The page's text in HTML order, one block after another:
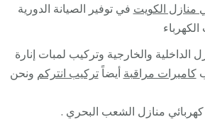
منازل الكويت في توفير الصيانة الدورية
الداخلية والخارجية وتركيب لمبات إنارة
كاميرات مراقبة أيضاًتركيب انتركم ونحن
كهربائي منازل الشعب البحري .